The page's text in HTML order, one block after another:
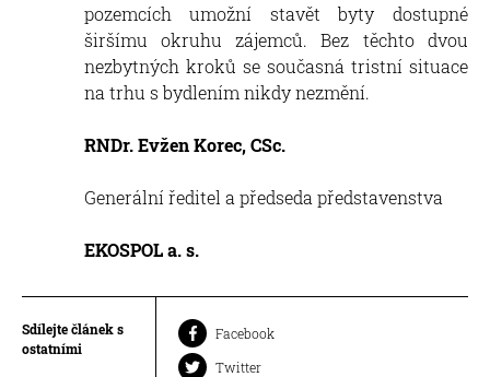
pozemcích umožní stavět byty dostupné
širšímu okruhu zájemců. Bez těchto dvou
nezbytných kroků se současná tristní situace
na trhu s bydlením nikdy nezmění.
RNDr. Evžen Korec, CSc.
Generální ředitel a předseda představenstva
EKOSPOL a. s.
Sdílejte článek s
ostatními
Facebook
Twitter